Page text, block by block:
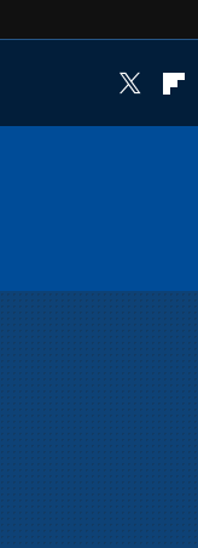
Twitter